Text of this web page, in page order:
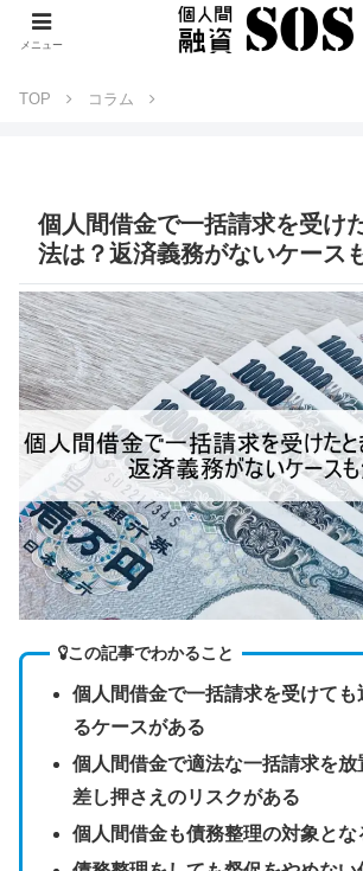
TOP コラム
個人間借金で一括請求を受け
法は？返済義務がないケース
この記事でわかること
個人間借金で一括請求を受けても
るケースがある
個人間借金で適法な一括請求を
差し押さえのリスクがある
個人間借金も債務整理の対象とな
メニュー